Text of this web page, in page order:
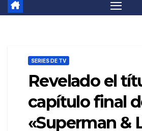
SERIES DE TV
Revelado el
capítulo final
«Superman &